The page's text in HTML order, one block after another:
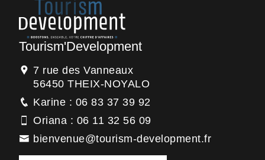
Tourism'Development
7 rue des Vanneaux
56450 THEIX-NOYALO
Karine : 06 83 37 39 92
Oriana : 06 11 32 56 09
bienvenue@tourism-development.fr